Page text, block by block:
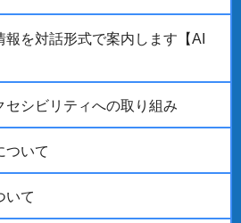
を対話形式で案内します【AI
セシビリティへの取り組み
ついて
いて